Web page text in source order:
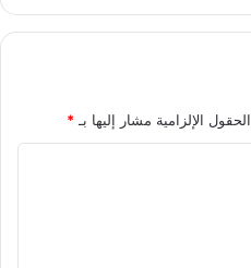
الحقول الإلزامية مشار إليها بـ*